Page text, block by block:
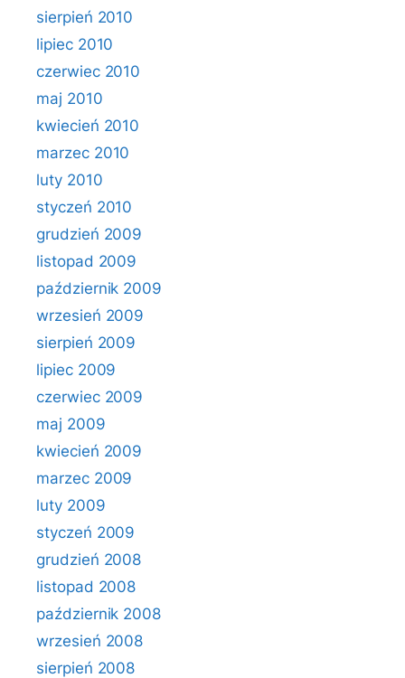
sierpień 2010
lipiec 2010
czerwiec 2010
maj 2010
kwiecień 2010
marzec 2010
luty 2010
styczeń 2010
grudzień 2009
listopad 2009
październik 2009
wrzesień 2009
sierpień 2009
lipiec 2009
czerwiec 2009
maj 2009
kwiecień 2009
marzec 2009
luty 2009
styczeń 2009
grudzień 2008
listopad 2008
październik 2008
wrzesień 2008
sierpień 2008